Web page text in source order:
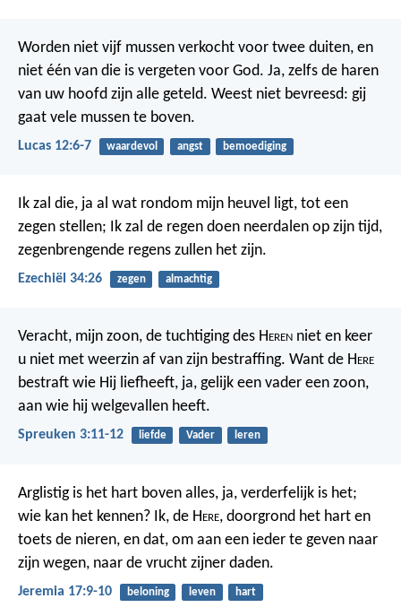
Worden niet vijf mussen verkocht voor twee duiten, en
niet één van die is vergeten voor God. Ja, zelfs de haren
van uw hoofd zijn alle geteld. Weest niet bevreesd: gij
gaat vele mussen te boven.
Lucas 12:6-7 waardevol angst bemoediging
Ik zal die, ja al wat rondom mijn heuvel ligt, tot een
zegen stellen; Ik zal de regen doen neerdalen op zijn tijd,
zegenbrengende regens zullen het zijn.
Ezechiël 34:26 zegen almachtig
Veracht, mijn zoon, de tuchtiging des Heren niet en keer
u niet met weerzin af van zijn bestraffing. Want de Here
bestraft wie Hij liefheeft, ja, gelijk een vader een zoon,
aan wie hij welgevallen heeft.
Spreuken 3:11-12 liefde Vader leren
Arglistig is het hart boven alles, ja, verderfelijk is het;
wie kan het kennen? Ik, de Here, doorgrond het hart en
toets de nieren, en dat, om aan een ieder te geven naar
zijn wegen, naar de vrucht zijner daden.
Jeremia 17:9-10 beloning leven hart